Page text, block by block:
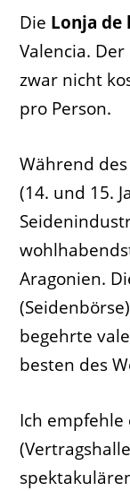
Die Lonja de
Valencia.
zwar nicht
pro Person.
Während
(14. und 15.
Aragonien.
begehrte
besten des
Ich empfehle